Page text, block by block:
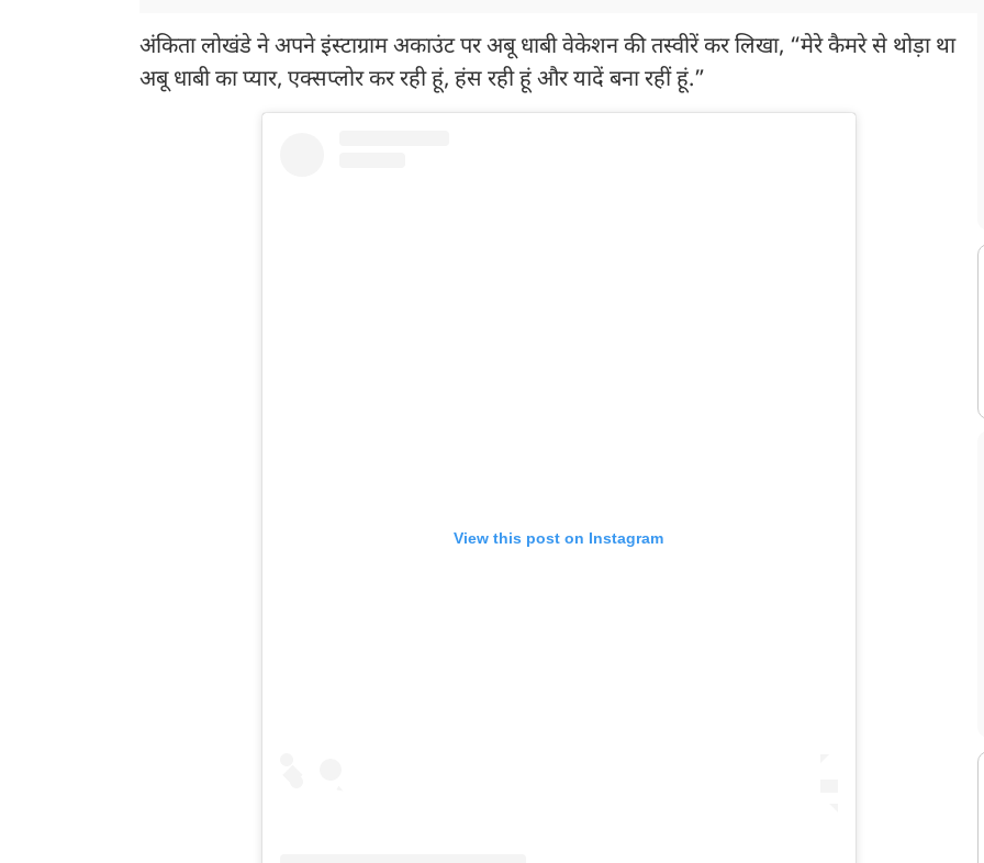
अंकिता लोखंडे ने अपने इंस्टाग्राम अकाउंट पर अबू धाबी वेकेशन की तस्वीरें कर लिखा, “मेरे कैमरे से थोड़ा था
अबू धाबी का प्यार, एक्सप्लोर कर रही हूं, हंस रही हूं और यादें बना रहीं हूं.”
View this post on Instagram